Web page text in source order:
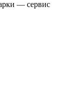
— сервис